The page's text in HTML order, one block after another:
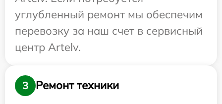
углубленный ремонт мы обеспечим
перевозку за наш счет в сервисный
центр Artelv.
3
Ремонт техники